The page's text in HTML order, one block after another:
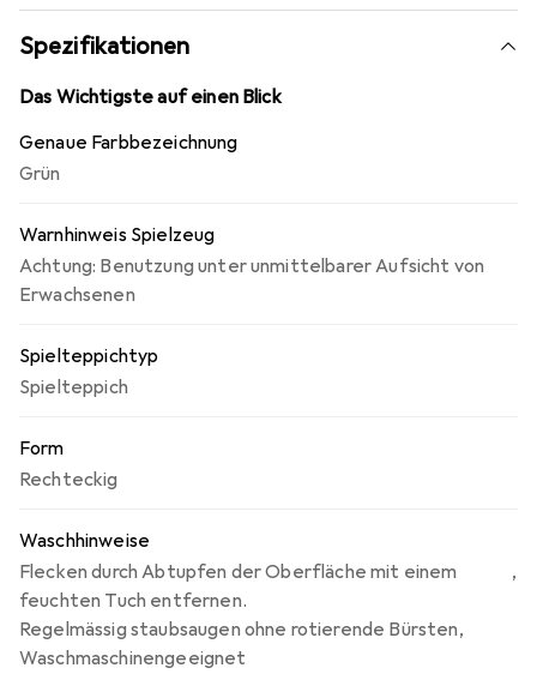
Spezifikationen
Das Wichtigste auf einen Blick
Genaue Farbbezeichnung
Grün
Warnhinweis Spielzeug
Achtung: Benutzung unter unmittelbarer Aufsicht von
Erwachsenen
Spielteppichtyp
Spielteppich
Form
Rechteckig
Waschhinweise
Flecken durch Abtupfen der Oberfläche mit einem
feuchten Tuch entfernen.
,
Regelmässig staubsaugen ohne rotierende Bürsten,
Waschmaschinengeeignet